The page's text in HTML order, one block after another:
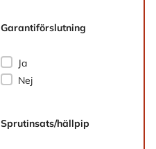
Garantiförslutning
Garantiförslutning
Ja
Nej
Sprutinsats/hällpip